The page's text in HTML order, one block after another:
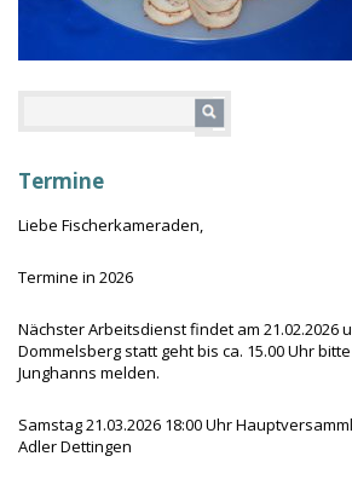
Termine
Liebe Fischerkameraden,
Termine in 2026
Nächster Arbeitsdienst findet am 21.02.2026
Dommelsberg statt geht bis ca. 15.00 Uhr
Junghanns melden.
Samstag 21.03.2026 18:00 Uhr
Adler Dettingen